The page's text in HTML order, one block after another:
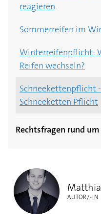
reagieren
Sommerreifen im
Winterreifenpflicht:
Reifen wechseln?
Schneekettenpflicht
Schneeketten Pflicht
Rechtsfragen rund
wetterbedingt zu
Fahrunfälle im
Schuld?
AUTOR/-IN